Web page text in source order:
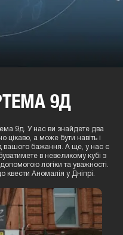
9Д
9д. У нас ви знайдете два
а може бути навіть і
вашого бажання. А ще, у нас є
в невеликому кубі з
логіки та уважності.
Аномалія у Дніпрі.